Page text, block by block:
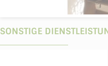
SONSTIGE